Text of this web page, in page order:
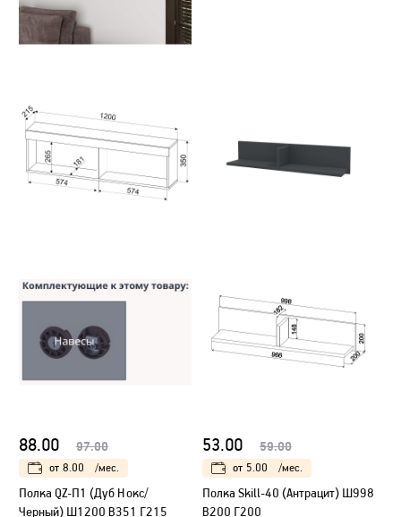
88.00 97.00
от 8.00 /мес.
Полка QZ-П1 (Дуб Нокс/
Черный) Ш1200 В351 Г215
53.00 59.00
от 5.00 /мес.
Полка Skill-40 (Антрацит) Ш998
В200 Г200